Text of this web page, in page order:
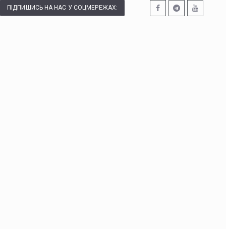
ПІДПИШИСЬ НА НАС У СОЦМЕРЕЖАХ: